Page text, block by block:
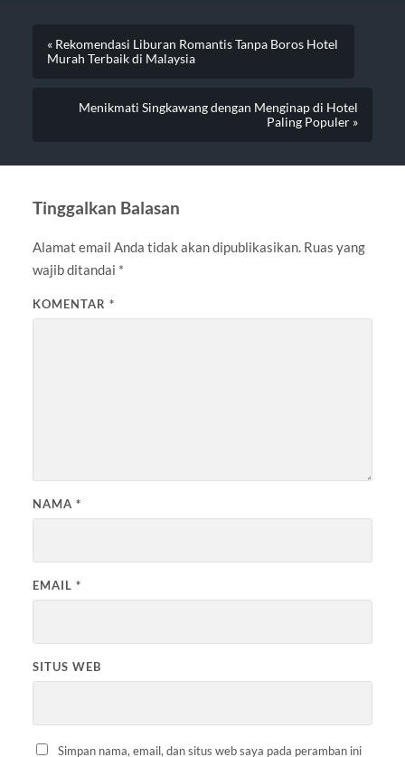
« Rekomendasi Liburan Romantis Tanpa Boros Hotel
Murah Terbaik di Malaysia
Menikmati Singkawang dengan Menginap di Hotel
Paling Populer »
Tinggalkan Balasan
Alamat email Anda tidak akan dipublikasikan. Ruas yang
wajib ditandai *
KOMENTAR *
NAMA *
EMAIL *
SITUS WEB
Simpan nama, email, dan situs web saya pada peramban ini